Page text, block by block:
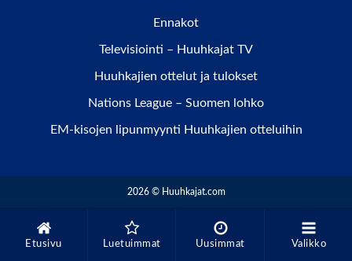
Etusivu Luetuimmat Uusimmat Valikko
Ennakot
Televisiointi – Huuhkajat TV
Huuhkajien ottelut ja tulokset
Nations League – Suomen lohko
EM-kisojen lipunmyynti Huuhkajien otteluihin
2026 © Huuhkajat.com